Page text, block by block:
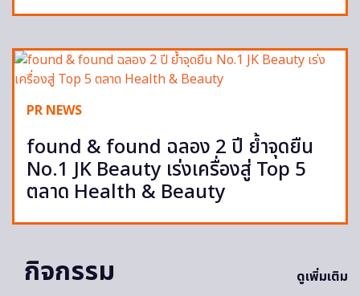
PR NEWS
found & found ฉลอง 2 ปี ย้ำจุดยืน
No.1 JK Beauty เร่งเครื่องสู่ Top 5
ตลาด Health & Beauty
กิจกรรม ดูเพิ่มเติม